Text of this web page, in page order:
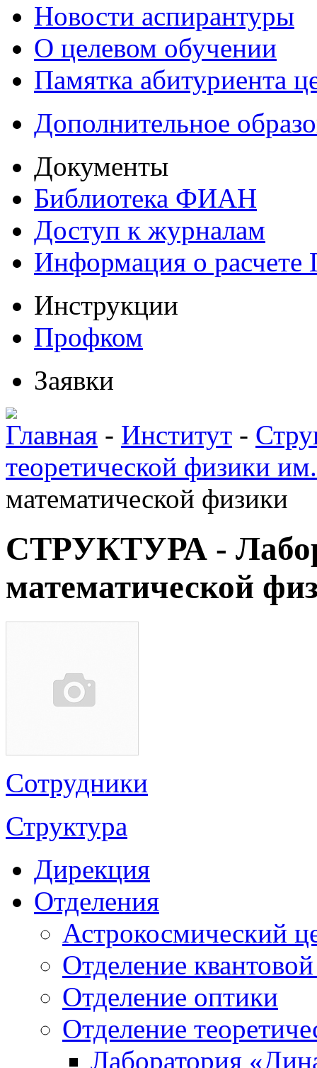
Новости аспирантуры
О целевом обучении
Памятка абитуриента
Дополнительное
Документы
Библиотека ФИАН
Доступ к журналам
Информация о
Инструкции
Профком
Заявки
Главная - Институт -
теоретической физики
математической физики
СТРУКТУРА -
математической
Сотрудники
Структура
Дирекция
Отделения
Астрокосмический
Отделение
Отделение оптики
Отделение
Лаборатория